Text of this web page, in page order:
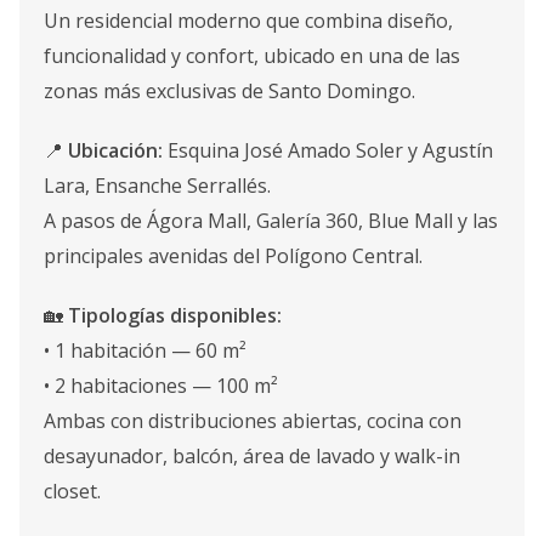
Un residencial moderno que combina diseño,
funcionalidad y confort, ubicado en una de las
zonas más exclusivas de Santo Domingo.
📍 Ubicación: Esquina José Amado Soler y Agustín
Lara, Ensanche Serrallés.
A pasos de Ágora Mall, Galería 360, Blue Mall y las
principales avenidas del Polígono Central.
🏡 Tipologías disponibles:
• 1 habitación — 60 m²
• 2 habitaciones — 100 m²
Ambas con distribuciones abiertas, cocina con
desayunador, balcón, área de lavado y walk-in
closet.